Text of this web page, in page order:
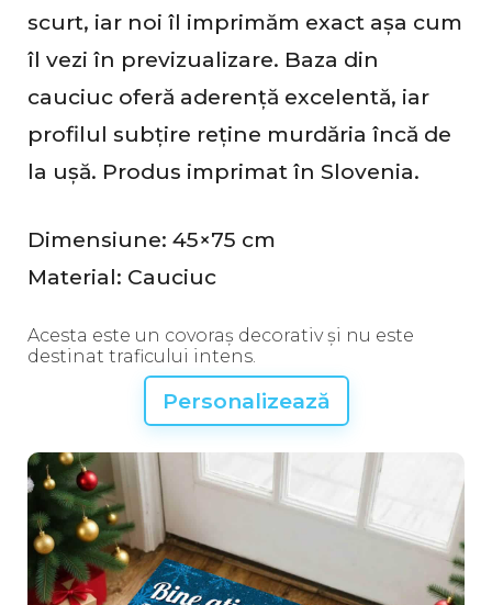
scurt, iar noi îl imprimăm exact așa cum
îl vezi în previzualizare. Baza din
cauciuc oferă aderență excelentă, iar
profilul subțire reține murdăria încă de
la ușă. Produs imprimat în Slovenia.
Dimensiune: 45×75 cm
Material: Cauciuc
Acesta este un covoraș decorativ și nu este
destinat traficului intens.
Personalizează